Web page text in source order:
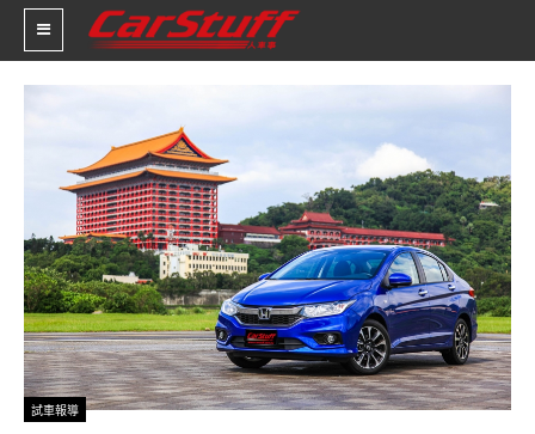
車市新聞
賽車新聞
汽車改裝
輪胎特區
促銷訊息
試車報導